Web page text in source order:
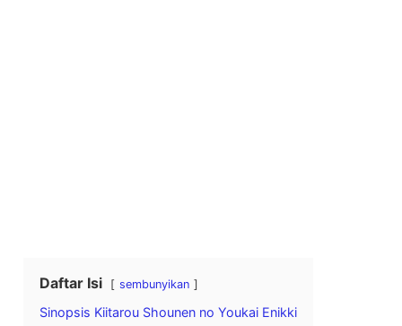
Daftar Isi sembunyikan
Sinopsis Kiitarou Shounen no Youkai Enikki